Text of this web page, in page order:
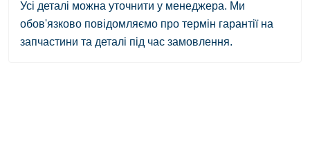
Усі деталі можна уточнити у менеджера. Ми
обов'язково повідомляємо про термін гарантії на
запчастини та деталі під час замовлення.